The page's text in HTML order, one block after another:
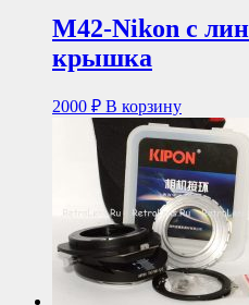
М42-Nikon с
крышка
2000 ₽ В корзину